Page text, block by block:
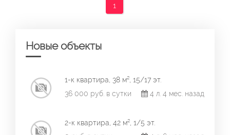
1
Новые объекты
1-к квартира, 38 м², 15/17 эт.
36 000 руб. в сутки
4 л. 4 мес. назад
2-к квартира, 42 м², 1/5 эт.